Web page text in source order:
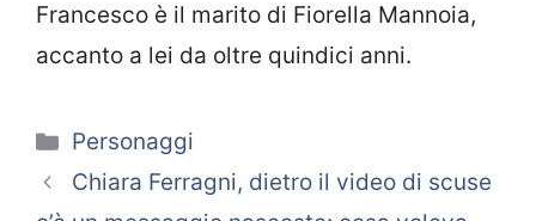
Francesco è il marito di Fiorella Mannoia,
accanto a lei da oltre quindici anni.
Categorie
Personaggi
Chiara Ferragni, dietro il video di scuse